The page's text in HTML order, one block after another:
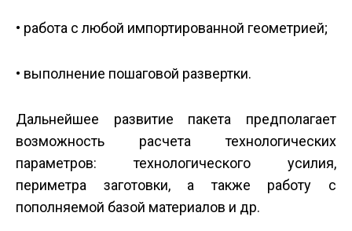
• работа с любой импортированной геометрией;
• выполнение пошаговой развертки.
Дальнейшее развитие пакета предполагает
возможность расчета технологических
параметров: технологического усилия,
периметра заготовки, а также работу с
пополняемой базой материалов и др.